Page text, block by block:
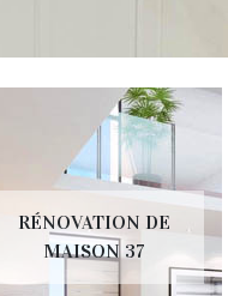
RÉNOVATION DE
MAISON 37